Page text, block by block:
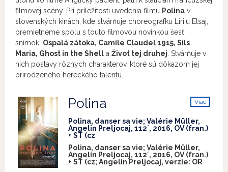
filmovej scény. Pri príležitosti uvedenia filmu Polina v
slovenských kinách, kde stvárňuje choreografku Liriiu Elsaj,
premietneme spolu s touto filmovou novinkou šesť
snímok: Ospalá zátoka, Camile Claudel 1915, Sils
Maria, Ghost in the Shell a Život tej druhej . Stvárňuje v
nich postavy rôznych charakterov, ktoré sú dôkazom jej
prirodzeného hereckého talentu.
Viac
Polina
Polina, danser sa vie; Valérie Müller,
Angelin Preljocaj, 112´, 2016, OV (fran.)
+ ST (cz
Polina, danser sa vie; Valérie Müller,
Angelin Preljocaj, 112´, 2016, OV (fran.)
+ ST (cz; Angelin Preljocaj, verzie: OR